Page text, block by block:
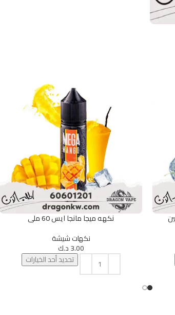
تحديد أحد الخياراتنكهه ميجا مانجا ايس 60 ملى
نكهات شيشة
3.00د.ك
تحديد أحد الخيارات